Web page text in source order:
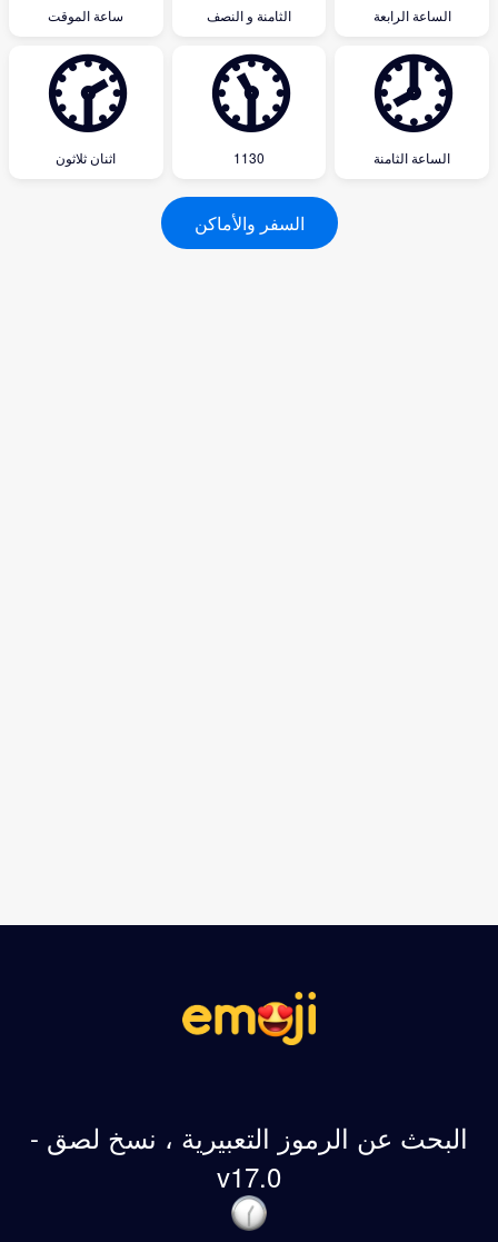
الساعة الرابعة الثامنة و النصف ساعة الموقت
🕗
الساعة الثامنة
🕦
1130
🕝
اثنان ثلاثون
السفر والأماكن
البحث عن الرموز التعبيرية ، نسخ لصق -
v17.0